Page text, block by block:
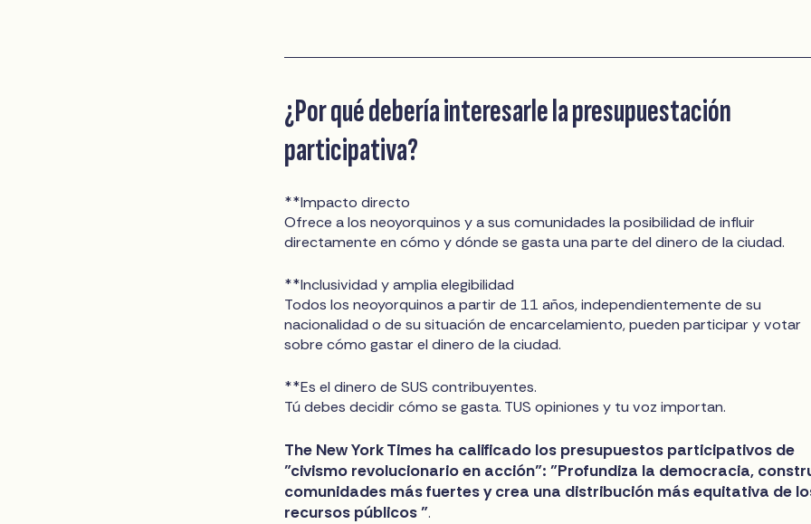
¿Por qué debería interesarle la presupuestación
participativa?
**Impacto directo
Ofrece a los neoyorquinos y a sus comunidades la posibilidad de influir
directamente en cómo y dónde se gasta una parte del dinero de la ciudad.
**Inclusividad y amplia elegibilidad
Todos los neoyorquinos a partir de 11 años, independientemente de su
nacionalidad o de su situación de encarcelamiento, pueden participar y votar
sobre cómo gastar el dinero de la ciudad.
**Es el dinero de SUS contribuyentes.
Tú debes decidir cómo se gasta. TUS opiniones y tu voz importan.
The New York Times ha calificado los presupuestos participativos de
"civismo revolucionario en acción": "Profundiza la democracia,
comunidades más fuertes y crea una distribución más equitativa de
recursos públicos ".